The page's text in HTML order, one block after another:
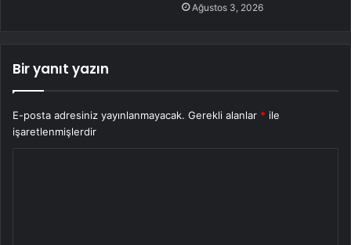
Ağustos 3, 2026
Bir yanıt yazın
E-posta adresiniz yayınlanmayacak. Gerekli alanlar * ile
işaretlenmişlerdir